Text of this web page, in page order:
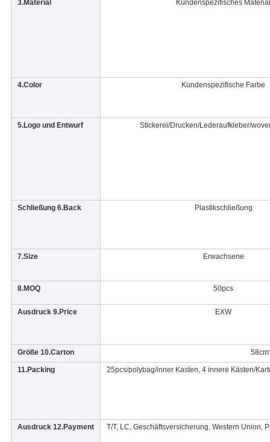
3.Material Kundenspezifisches
4.Color Kundenspezifische Farbe
5.Logo und Entwurf Stickerei/Drucken/Lederaufkleber/
Schließung 6.Back Plastikschließung
7.Size Erwachsene
8.MOQ 50pcs
Ausdruck 9.Price EXW
Größe 10.Carton
11.Packing 25pcs/polybag/inner Kasten, 4 innere Kästen/
Ausdruck 12.Payment T/T, LC, Geschäftsversicherung, Western Union,